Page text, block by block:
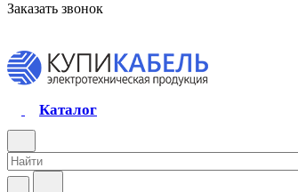
Заказать звонок
Каталог